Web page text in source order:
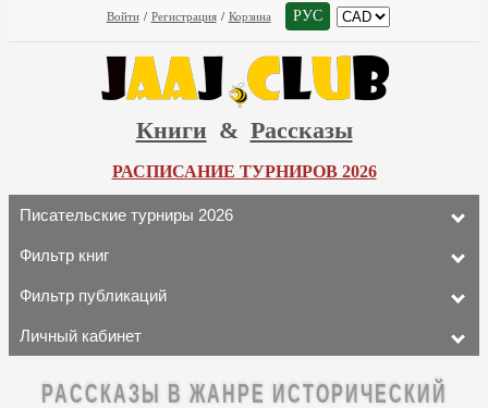
Войти / Регистрация / Корзина РУС
Книги & Рассказы
РАСПИСАНИЕ ТУРНИРОВ 2026
Писательские турниры 2026
Фильтр книг
Фильтр публикаций
Личный кабинет
РАССКАЗЫ В ЖАНРЕ ИСТОРИЧЕСКИЙ